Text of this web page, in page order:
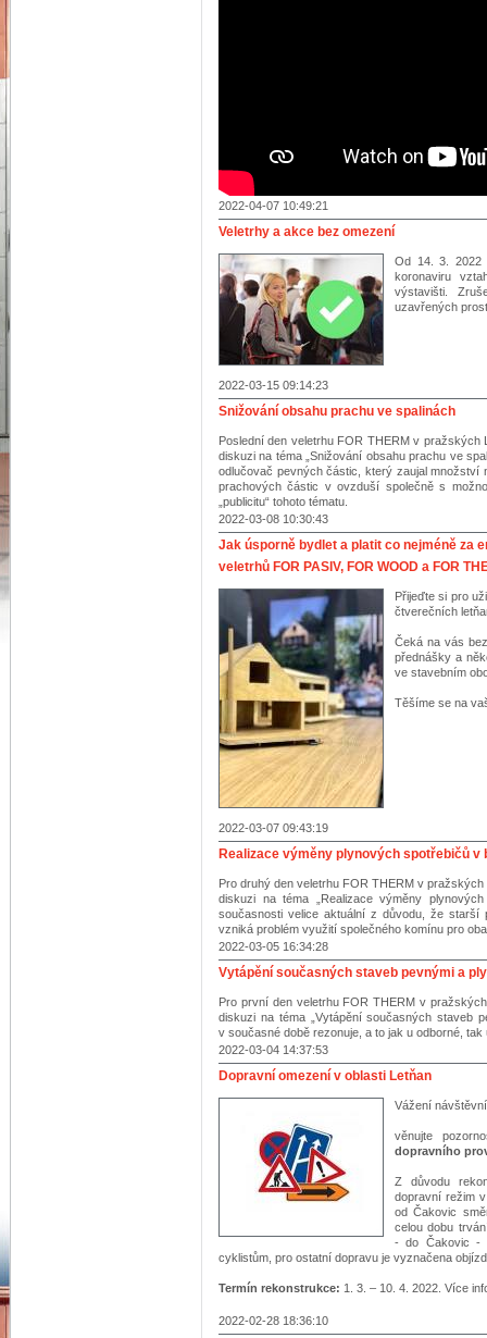
2022-04-07 10:49:21
Veletrhy a akce bez omezení
Od 14. 3. 2022
koronaviru
výstavišti.
uzavřených
2022-03-15 09:14:23
Snižování obsahu prachu ve spalinách
Poslední den veletrhu FOR THERM v pražských
diskuzi na téma „Snižování obsahu prachu ve
odlučovač pevných částic, který zaujal
prachových částic v ovzduší společně s
„publicitu“ tohoto tématu.
2022-03-08 10:30:43
Jak úsporně bydlet a platit co nejméně za
veletrhů FOR PASIV, FOR WOOD a FOR
Přijeďte si pro
čtverečních
Čeká na vás
přednášky a
ve stavebním
Těšíme se na
2022-03-07 09:43:19
Realizace výměny plynových spotřebičů v
Pro druhý den veletrhu FOR THERM v
diskuzi na téma „Realizace výměny
současnosti velice aktuální z důvodu, že starší
vzniká problém využití společného komínu pro
2022-03-05 16:34:28
Vytápění současných staveb pevnými a
Pro první den veletrhu FOR THERM v
diskuzi na téma „Vytápění současných staveb
v současné době rezonuje, a to jak u odborné, tak
2022-03-04 14:37:53
Dopravní omezení v oblasti Letňan
Vážení
věnujte
dopravního
Z důvodu
dopravní režim
od Čakovic
celou dobu
- do Čakovic -
cyklistům, pro ostatní dopravu je vyznačena
Termín rekonstrukce: 1. 3. – 10. 4. 2022. Více
2022-02-28 18:36:10